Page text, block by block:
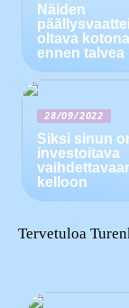
Näiden
oltava
ennen talvea
28/09/2022
Siksi sinun
investoitava
kelloon
Tervetuloa